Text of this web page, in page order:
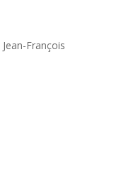
Jean-François